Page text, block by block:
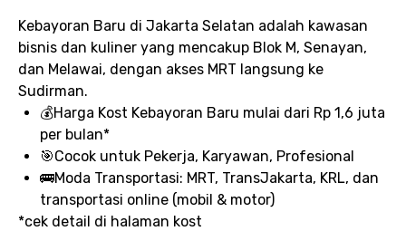
Kebayoran Baru di Jakarta Selatan adalah kawasan
bisnis dan kuliner yang mencakup Blok M, Senayan,
dan Melawai, dengan akses MRT langsung ke
Sudirman.
💰Harga Kost Kebayoran Baru mulai dari Rp 1,6 juta
per bulan*
🎯Cocok untuk Pekerja, Karyawan, Profesional
🚌Moda Transportasi: MRT, TransJakarta, KRL, dan
transportasi online (mobil & motor)
*cek detail di halaman kost